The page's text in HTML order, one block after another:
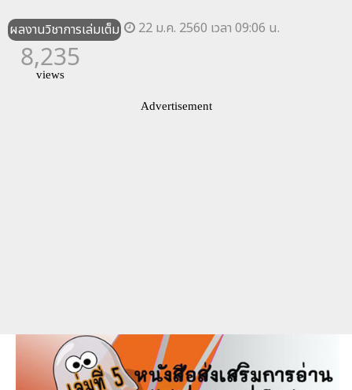
ผลงานวิชาการเล่มเต็ม 22 ม.ค. 2560 เวลา 09:06 น.
8,235
views
Advertisement